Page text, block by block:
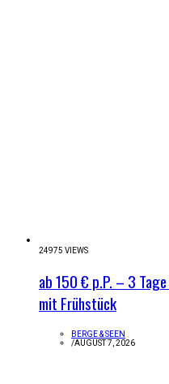
24975 VIEWS
ab 150 € p.P. – 3
mit Frühstück
BERGE & SEEN
/AUGUST 7, 2026